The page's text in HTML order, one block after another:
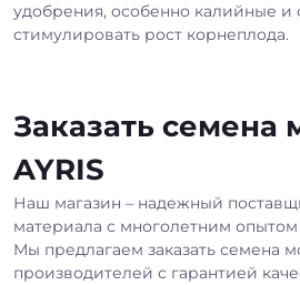
удобрения, особенно калийные
стимулировать рост корнеплода.
Заказать семена
AYRIS
Наш магазин – надежный
материала с многолетним
Мы предлагаем заказать семена
производителей с гарантией